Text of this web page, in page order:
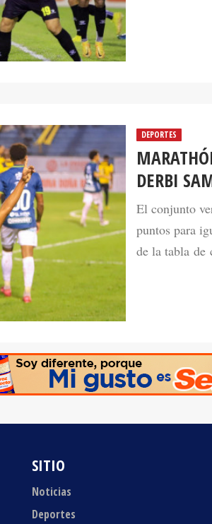
DERBI
El conjunto
puntos para
de la tabla de
SITIO
Noticias
Deportes